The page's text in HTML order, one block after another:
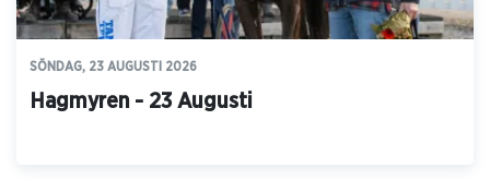
SÖNDAG, 23 AUGUSTI 2026
Hagmyren - 23 Augusti